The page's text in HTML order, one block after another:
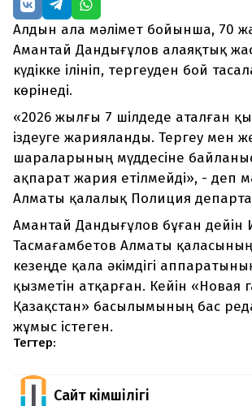
Алдын ала мәлімет бойынша, 70
Амантай Дандығұлов алаяқтық
күдікке ілініп, тергеуден бой
көрінеді.
«2026 жылғы 7 шілдеде аталған
іздеуге жарияланды. Тергеу мен
шараларының мүддесіне
ақпарат жария етілмейді», - деп
Алматы қалалық Полиция
Амантай Дандығұлов бұған дейін
Тасмағамбетов Алматы қаласының
кезеңде қала әкімдігі
қызметін атқарған. Кейін «Новая
Қазақстан» басылымының бас
жұмыс істеген.
Тегтер:
Сайт Әкімшілігі